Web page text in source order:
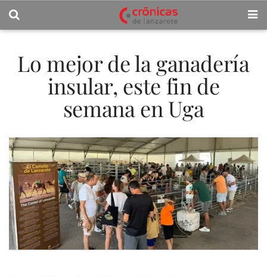
Lo mejor de la ganadería
insular, este fin de
semana en Uga